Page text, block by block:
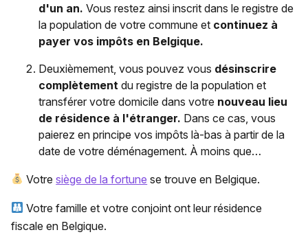
d'un an. Vous restez ainsi inscrit dans le registre de
la population de votre commune et continuez à
payer vos impôts en Belgique.
Deuxièmement, vous pouvez vous désinscrire
complètement du registre de la population et
transférer votre domicile dans votre nouveau lieu
de résidence à l'étranger. Dans ce cas, vous
paierez en principe vos impôts là-bas à partir de la
date de votre déménagement. À moins que…
Votresiège de la fortune se trouve en Belgique.
Votre famille et votre conjoint ont leur résidence
fiscale en Belgique.